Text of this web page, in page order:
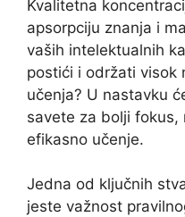
Kvalitetna
apsorpciju znanja i
vaših intelektualnih
postići i održati visok
učenja? U nastavku
savete za bolji fokus,
efikasno učenje.
Jedna od ključnih
jeste važnost